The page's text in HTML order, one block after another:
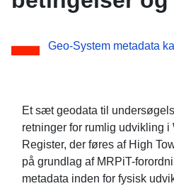
for den
Wysoka
Geo-System metadata
Et sæt geodata til
retninger for rumlig udvikling i
Register, der føres af High
på grundlag af MRPiT-
metadata inden for fysisk